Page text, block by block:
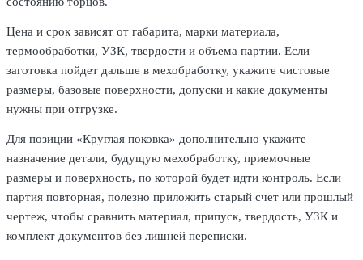
Цена и срок зависят от габарита, марки материала,
термообработки, УЗК, твердости и объема партии. Если
заготовка пойдет дальше в мехобработку, укажите чистовые
размеры, базовые поверхности, допуски и какие документы
нужны при отгрузке.
Для позиции «Круглая поковка» дополнительно укажите
назначение детали, будущую мехобработку, приемочные
размеры и поверхность, по которой будет идти контроль. Если
партия повторная, полезно приложить старый счет или прошлый
чертеж, чтобы сравнить материал, припуск, твердость, УЗК и
комплект документов без лишней переписки.